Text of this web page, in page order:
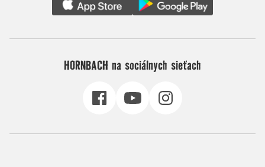
HORNBACH na sociálnych sieťach